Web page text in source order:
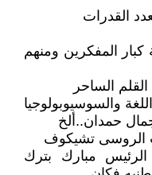
المفكرين ومنهم
والسوسيوبولوجيا
حمدان..ألخ
الرئيس مبارك بترك